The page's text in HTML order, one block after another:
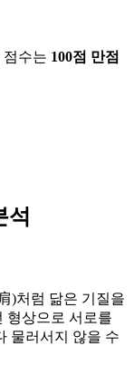
점수는 100점 만점
석
)처럼 닮은 기질을
형상으로 서로를
물러서지 않을 수